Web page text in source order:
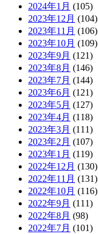
2024年1月 (105)
2023年12月 (104)
2023年11月 (106)
2023年10月 (109)
2023年9月 (121)
2023年8月 (146)
2023年7月 (144)
2023年6月 (121)
2023年5月 (127)
2023年4月 (118)
2023年3月 (111)
2023年2月 (107)
2023年1月 (119)
2022年12月 (130)
2022年11月 (131)
2022年10月 (116)
2022年9月 (111)
2022年8月 (98)
2022年7月 (101)